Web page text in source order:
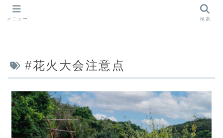
#花火大会注意点
メニュー 検索